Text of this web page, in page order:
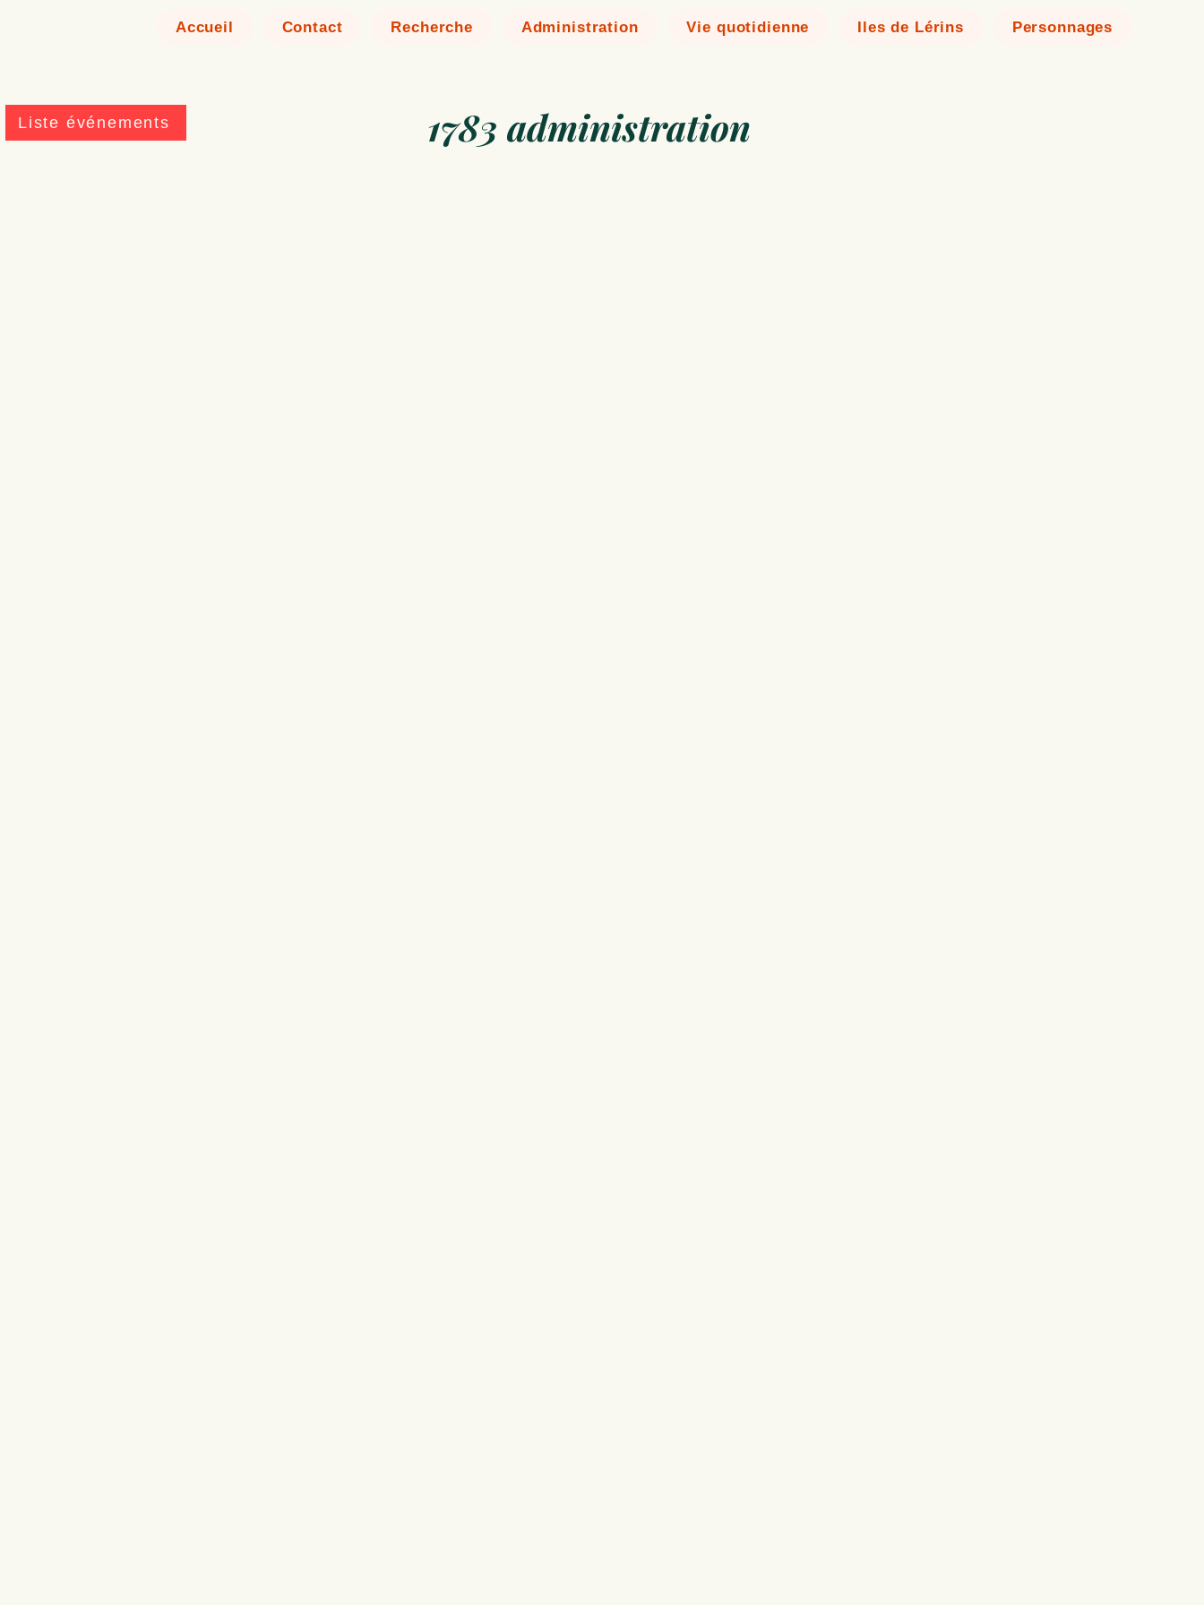
Accueil Contact Recherche Administration Vie quotidienne Iles de Lérins Personnages
Liste événements 1783 administration